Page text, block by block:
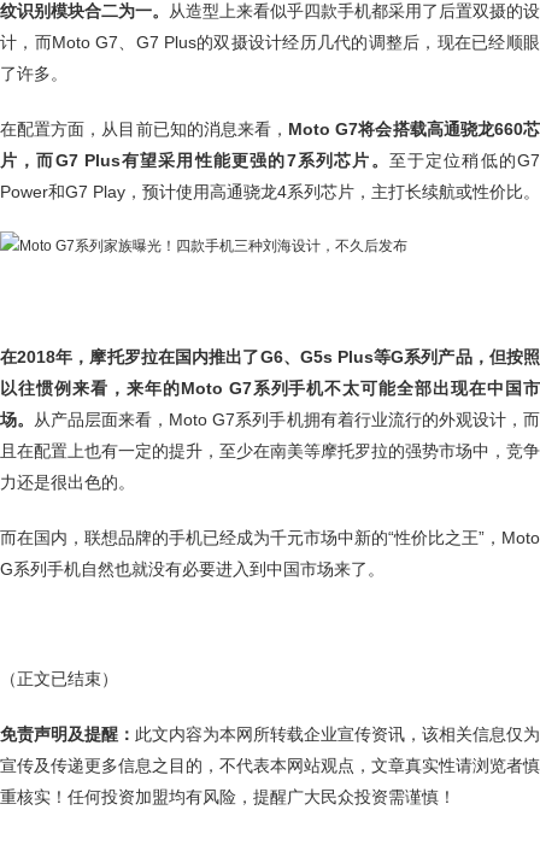
纹识别模块合二为一。
从造型上来看似乎四款手机都采用了后置双摄的设
计，而Moto G7、G7 Plus的双摄设计经历几代的调整后，现在已经顺眼
了许多。
在配置方面，从目前已知的消息来看， Moto G7将会搭载高通骁龙660芯
片，而G7 Plus有望采用性能更强的7系列芯片。 至于定位稍低的G7
Power和G7 Play，预计使用高通骁龙4系列芯片，主打长续航或性价比。
在2018年，摩托罗拉在国内推出了G6、G5s Plus等G系列产品，但按照
以往惯例来看，来年的Moto G7系列手机不太可能全部出现在中国市
场。
从产品层面来看，Moto G7系列手机拥有着行业流行的外观设计，而
且在配置上也有一定的提升，至少在南美等摩托罗拉的强势市场中，竞争
力还是很出色的。
而在国内，联想品牌的手机已经成为千元市场中新的“性价比之王”，Moto
G系列手机自然也就没有必要进入到中国市场来了。
（正文已结束）
免责声明及提醒： 此文内容为本网所转载企业宣传资讯，该相关信息仅为
宣传及传递更多信息之目的，不代表本网站观点，文章真实性请浏览者慎
重核实！任何投资加盟均有风险，提醒广大民众投资需谨慎！